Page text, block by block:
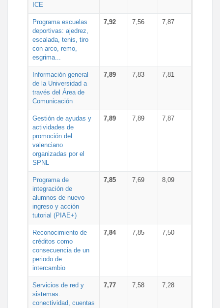
ICE
Programa escuelas
deportivas: ajedrez,
escalada, tenis, tiro
con arco, remo,
esgrima...
7,92 7,56 7,87
Información general
de la Universidad a
través del Área de
Comunicación
7,89 7,83 7,81
Gestión de ayudas y
actividades de
promoción del
valenciano
organizadas por el
SPNL
7,89 7,89 7,87
Programa de
integración de
alumnos de nuevo
ingreso y acción
tutorial (PIAE+)
7,85 7,69 8,09
Reconocimiento de
créditos como
consecuencia de un
periodo de
intercambio
7,84 7,85 7,50
Servicios de red y
sistemas:
conectividad, cuentas
7,77 7,58 7,28